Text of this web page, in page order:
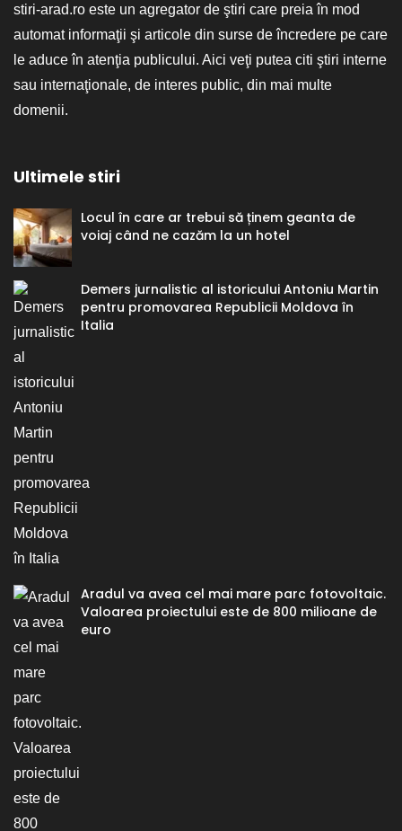
stiri-arad.ro este un agregator de ştiri care preia în mod
automat informaţii şi articole din surse de încredere pe care
le aduce în atenţia publicului. Aici veţi putea citi ştiri interne
sau internaţionale, de interes public, din mai multe
domenii.
Ultimele stiri
Locul în care ar trebui să ținem geanta de
voiaj când ne cazăm la un hotel
Demers jurnalistic al istoricului Antoniu Martin
pentru promovarea Republicii Moldova în
Italia
Aradul va avea cel mai mare parc fotovoltaic.
Valoarea proiectului este de 800 milioane de
euro